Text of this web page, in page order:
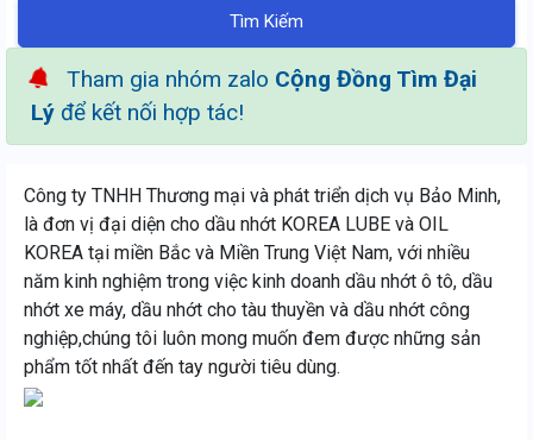
Tìm Kiếm
Tham gia nhóm zalo Cộng Đồng Tìm Đại
Lý để kết nối hợp tác!
Công ty TNHH Thương mại và phát triển dịch vụ Bảo Minh,
là đơn vị đại diện cho dầu nhớt KOREA LUBE và OIL
KOREA tại miền Bắc và Miền Trung Việt Nam, với nhiều
năm kinh nghiệm trong việc kinh doanh dầu nhớt ô tô, dầu
nhớt xe máy, dầu nhớt cho tàu thuyền và dầu nhớt công
nghiệp,chúng tôi luôn mong muốn đem được những sản
phẩm tốt nhất đến tay người tiêu dùng.